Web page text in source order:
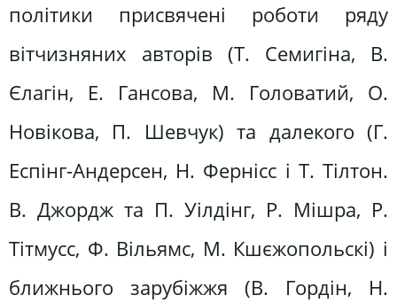
політики присвячені роботи ряду
вітчизняних авторів (Т. Семигіна, В.
Єлагін, Е. Гансова, М. Головатий, О.
Новікова, П. Шевчук) та далекого (Г.
Еспінг-Андерсен, Н. Фернісс і T. Тілтон.
В. Джордж та П. Уілдінг, Р. Мішра, Р.
Тітмусс, Ф. Вільямс, M. Кшєжопольскі) і
ближнього зарубіжжя (В. Гордін, Н.